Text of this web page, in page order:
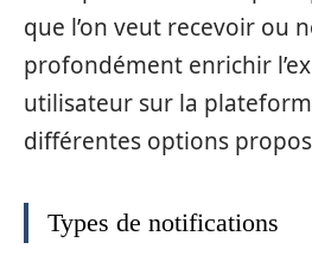
que l’on veut recevoir ou
profondément enrichir
utilisateur sur la
différentes options
Types de notifications